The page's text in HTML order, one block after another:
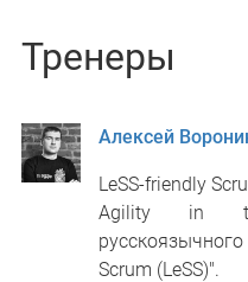
Тренеры
Алексей
LeSS-friendly
Agility in
Scrum (LeSS)".